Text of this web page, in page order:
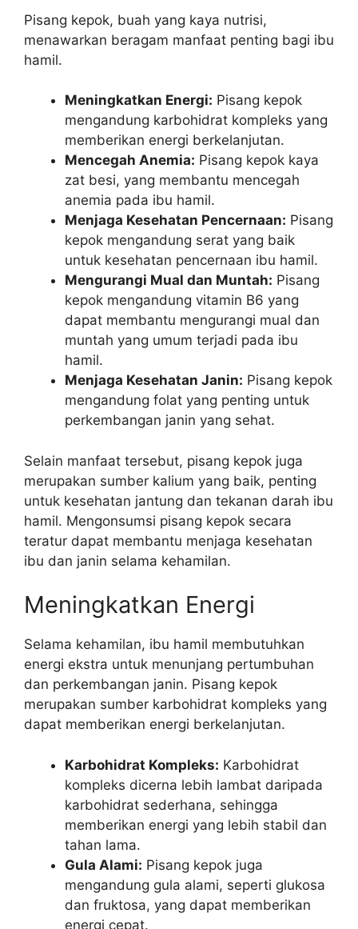
Pisang kepok, buah yang kaya nutrisi,
menawarkan beragam manfaat penting bagi ibu
hamil.
Meningkatkan Energi: Pisang kepok
mengandung karbohidrat kompleks yang
memberikan energi berkelanjutan.
Mencegah Anemia: Pisang kepok kaya
zat besi, yang membantu mencegah
anemia pada ibu hamil.
Menjaga Kesehatan Pencernaan: Pisang
kepok mengandung serat yang baik
untuk kesehatan pencernaan ibu hamil.
Mengurangi Mual dan Muntah: Pisang
kepok mengandung vitamin B6 yang
dapat membantu mengurangi mual dan
muntah yang umum terjadi pada ibu
hamil.
Menjaga Kesehatan Janin: Pisang kepok
mengandung folat yang penting untuk
perkembangan janin yang sehat.
Selain manfaat tersebut, pisang kepok juga
merupakan sumber kalium yang baik, penting
untuk kesehatan jantung dan tekanan darah ibu
hamil. Mengonsumsi pisang kepok secara
teratur dapat membantu menjaga kesehatan
ibu dan janin selama kehamilan.
Meningkatkan Energi
Selama kehamilan, ibu hamil membutuhkan
energi ekstra untuk menunjang pertumbuhan
dan perkembangan janin. Pisang kepok
merupakan sumber karbohidrat kompleks yang
dapat memberikan energi berkelanjutan.
Karbohidrat Kompleks: Karbohidrat
kompleks dicerna lebih lambat daripada
karbohidrat sederhana, sehingga
memberikan energi yang lebih stabil dan
tahan lama.
Gula Alami: Pisang kepok juga
mengandung gula alami, seperti glukosa
dan fruktosa, yang dapat memberikan
energi cepat.